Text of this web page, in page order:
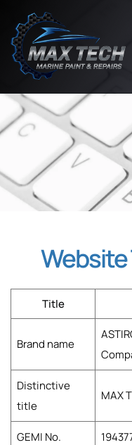
Title
Brand name
Distinctive
title
MAX
GEMI No.